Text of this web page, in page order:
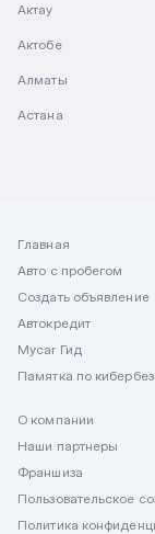
Актау
Актобе
Алматы
Астана
Главная
Авто с пробегом
Создать объявление
Автокредит
Mycar Гид
Памятка по
О компании
Наши партнеры
Франшиза
Пользовательское
Политика